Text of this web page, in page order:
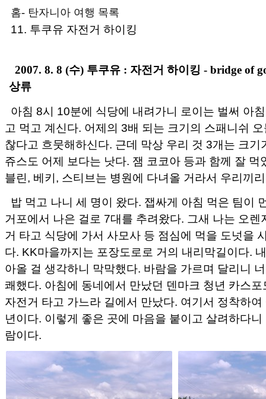
홈- 탄자니아 여행 목록
11. 투쿠유 자전거 하이킹
2007. 8. 8 (수) 투쿠유 : 자전거 하이킹 - bridge of
상류
아침 8시 10분에 식당에 내려가니 로이는 벌써 아
고 먹고 계신다. 어제의 3배 되는 크기의 스패니쉬
찮다고 흐뭇해하신다. 근데 막상 우리 것 3개는 크기
쥬스도 어제 보다는 낫다. 잼 코코아 등과 함께 잘 먹
블린, 베키, 스티브는 병원에 다녀올 거라서 우리끼
밥 먹고 나니 세 명이 왔다. 잽싸게 아침 먹은 팀이
거포에서 나은 걸로 7대를 추려왔다. 그새 나는 오렌
거 타고 식당에 가서 사모사 등 점심에 먹을 도넛을
다. KK마을까지는 포장도로로 거의 내리막길이다.
아올 걸 생각하니 막막했다. 바람을 가르며 달리니
쾌했다. 아침에 동네에서 만났던 덴마크 청년 카스
자전거 타고 가느라 길에서 만났다. 여기서 정착하
년이다. 이렇게 좋은 곳에 마음을 붙이고 살려하다
람이다.